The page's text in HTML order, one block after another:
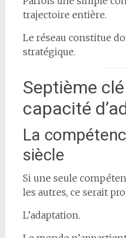
trajectoire entière.
Le réseau constitue
stratégique.
Septième
capacité
La
siècle
Si une seule
les autres, ce serait
L’adaptation.